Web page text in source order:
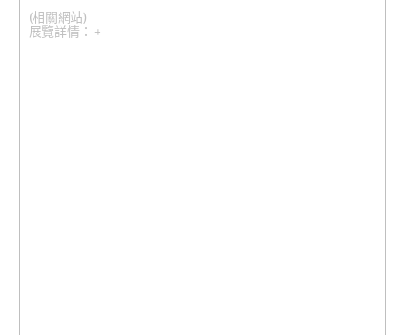
(相關網站)
展覽詳情： +